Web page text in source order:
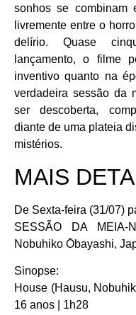
sonhos se combinam
livremente entre o
delírio. Quase
lançamento, o filme
inventivo quanto na
verdadeira sessão da
ser descoberta,
diante de uma plateia
mistérios.
MAIS
De Sexta-feira (31/07)
SESSÃO DA MEIA-
Nobuhiko Ōbayashi,
Sinopse:
House (Hausu,
16 anos | 1h28